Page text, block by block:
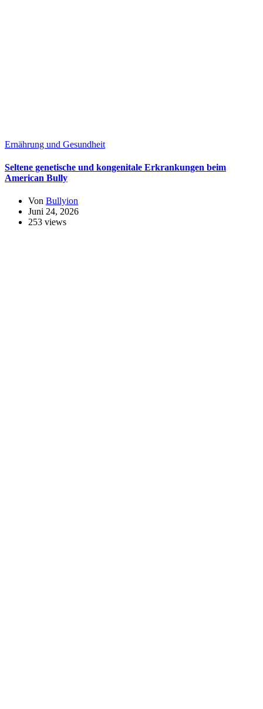
Ernährung und Gesundheit
Seltene genetische und kongenitale Erkrankungen beim
American Bully
Von Bullyion
Juni 24, 2026
253 views